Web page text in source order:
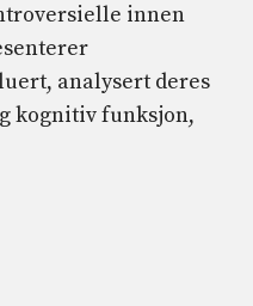
innen
analysert deres
kognitiv funksjon,